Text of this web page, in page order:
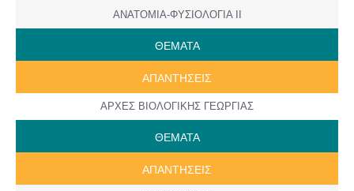
ΑΝΑΤΟΜΙΑ-ΦΥΣΙΟΛΟΓΙΑ ΙΙ
ΘΕΜΑΤΑ
ΑΠΑΝΤΗΣΕΙΣ
ΑΡΧΕΣ ΒΙΟΛΟΓΙΚΗΣ ΓΕΩΡΓΙΑΣ
ΘΕΜΑΤΑ
ΑΠΑΝΤΗΣΕΙΣ